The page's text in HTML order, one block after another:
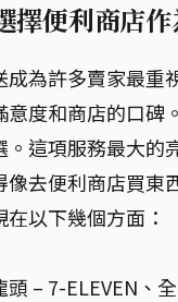
擇便利商店
為許多賣家最
度和商店的口
這項服務最大
去便利商店買東
以下幾個方面：
– 7-ELEVEN、